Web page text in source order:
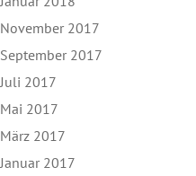
November 2017
September 2017
Juli 2017
Mai 2017
März 2017
Januar 2017